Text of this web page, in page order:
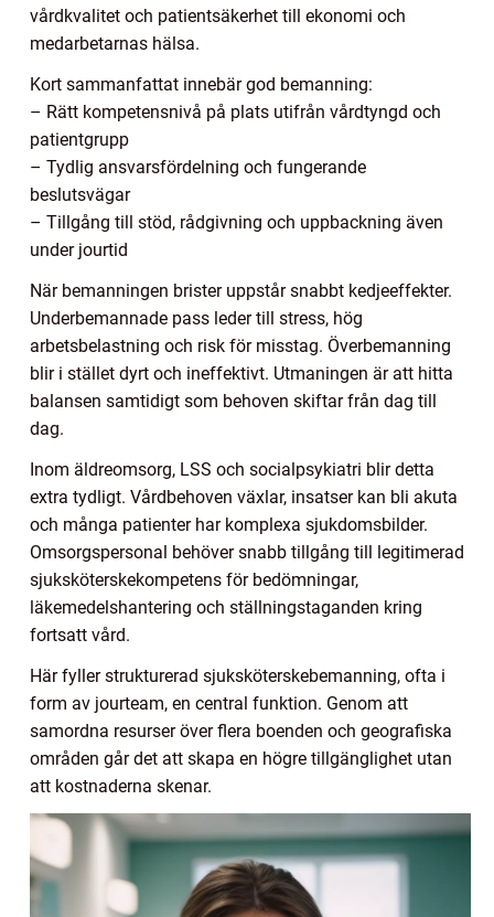
vårdkvalitet och patientsäkerhet till ekonomi och
medarbetarnas hälsa.
Kort sammanfattat innebär god bemanning:
– Rätt kompetensnivå på plats utifrån vårdtyngd och
patientgrupp
– Tydlig ansvarsfördelning och fungerande
beslutsvägar
– Tillgång till stöd, rådgivning och uppbackning även
under jourtid
När bemanningen brister uppstår snabbt kedjeeffekter.
Underbemannade pass leder till stress, hög
arbetsbelastning och risk för misstag. Överbemanning
blir i stället dyrt och ineffektivt. Utmaningen är att hitta
balansen samtidigt som behoven skiftar från dag till
dag.
Inom äldreomsorg, LSS och socialpsykiatri blir detta
extra tydligt. Vårdbehoven växlar, insatser kan bli akuta
och många patienter har komplexa sjukdomsbilder.
Omsorgspersonal behöver snabb tillgång till legitimerad
sjuksköterskekompetens för bedömningar,
läkemedelshantering och ställningstaganden kring
fortsatt vård.
Här fyller strukturerad sjuksköterskebemanning, ofta i
form av jourteam, en central funktion. Genom att
samordna resurser över flera boenden och geografiska
områden går det att skapa en högre tillgänglighet utan
att kostnaderna skenar.